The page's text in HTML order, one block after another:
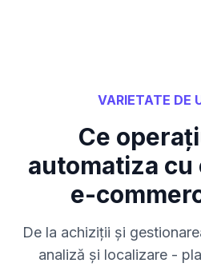
VARIETATE DE
Ce
automatiza cu
e-
De la achiziții și
analiză și localizare -